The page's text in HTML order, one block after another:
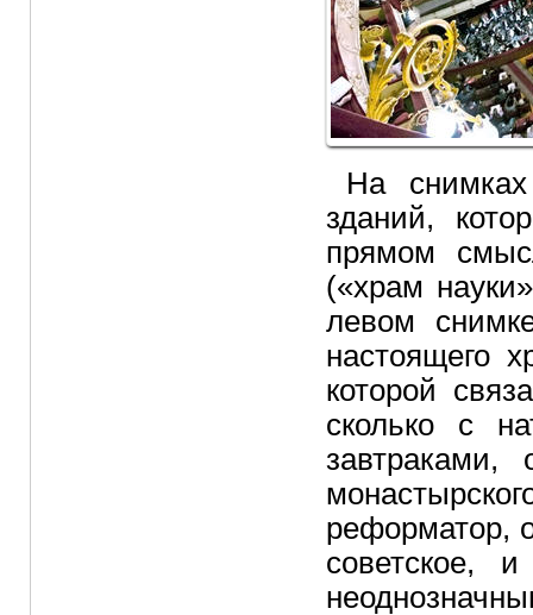
На
зданий,
прямом
(«храм
левом
настоящего
которой
сколько с
реформатор,
советское,